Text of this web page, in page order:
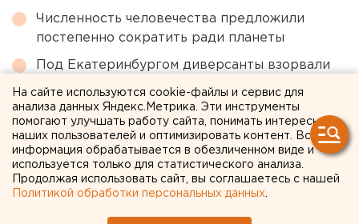
Численность человечества предложили
постепенно сократить ради планеты
Под Екатеринбургом диверсанты взорвали
Участок с челябинским элеватором выставят
на аукцион по КРТ в этом году
Возвращение смертной казни в России сочли
преждевременным
На сайте используются cookie-файлы и сервис для
анализа данных Яндекс.Метрика. Эти инструменты
помогают улучшать работу сайта, понимать интересы
наших пользователей и оптимизировать контент. Вся
информация обрабатывается в обезличенном виде и
используется только для статистического анализа.
Продолжая использовать сайт, вы соглашаетесь с нашей
Политикой обработки персональных данных